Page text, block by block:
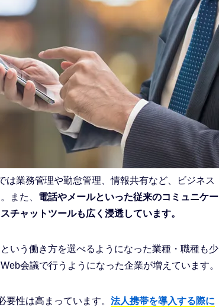
は業務管理や勤怠管理、情報共有など、ビジネス
また、 電話やメールといった従来のコミュニケー
チャットツールも広く浸透しています。
いう働き方を選べるようになった業種・職種も少
会議で行うようになった企業が増えています。
性は高まっています。 法人携帯を導入する際に